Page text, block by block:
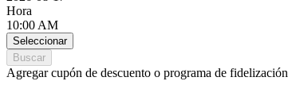
Hora
10:00 AM
Seleccionar
Buscar
Agregar cupón de descuento o programa de fidelización